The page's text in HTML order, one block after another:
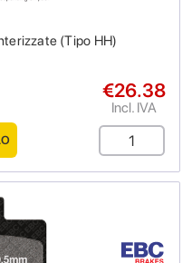
(Tipo HH)
€26.38
Incl. IVA